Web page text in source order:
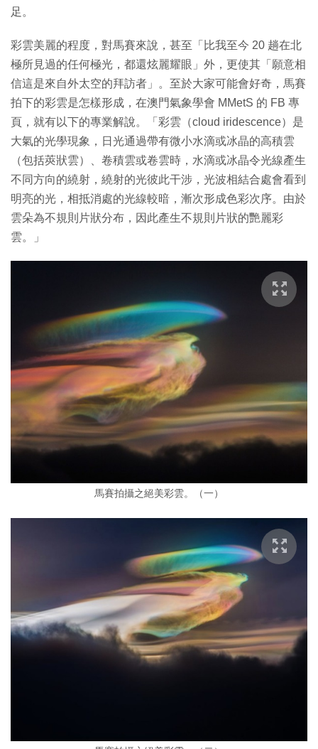
足。
彩雲美麗的程度，對馬賽來說，甚至「比我至今 20 趟在北
極所見過的任何極光，都還炫麗耀眼」外，更使其「願意相
信這是來自外太空的拜訪者」。至於大家可能會好奇，馬賽
拍下的彩雲是怎樣形成，在澳門氣象學會 MMetS 的 FB 專
頁，就有以下的專業解說。「彩雲（cloud iridescence）是
大氣的光學現象，日光通過帶有微小水滴或冰晶的高積雲
（包括莢狀雲）、卷積雲或卷雲時，水滴或冰晶令光線產生
不同方向的繞射，繞射的光彼此干涉，光波相結合處會看到
明亮的光，相抵消處的光線較暗，漸次形成色彩次序。由於
雲朵為不規則片狀分布，因此產生不規則片狀的艷麗彩
雲。」
馬賽拍攝之絕美彩雲。（一）